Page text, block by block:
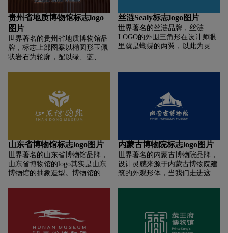
综上所述，上海交通大学医学院
的院徽既包含了我院的传统文化
底蕴，又突出了“上海交通大学”
的强大工科背景；不仅充分表达
了医学的深刻内涵，更阐明了我
了博物馆的专属特点与历史文
化，也彰显了丝绸文明和国际化
的观念。
贵州省地质博物馆标志logo
图片
世界著名的贵州省地质博物馆品
牌，标志上部图案以椭圆形玉佩
状岩石为轮廓，配以绿、蓝、
合体现了生物圈、沉积岩、喀斯
特、地质资料等相关概念。 标志
上部图案中心使用了具有贵州代
表性的古生物化石形象，左侧海
体的“博”字，通过远古化石与人
类文字的巧妙结合，突出博物机
构博古通今、博采众长的文化特
性。 整个标志融通时间与空间、
具象与抽象，色彩鲜明，充满活
特点、表达了特色。
丝涟Sealy标志logo图片
世界著名的丝涟品牌，丝涟
LOGO的外围三角形在设计师眼
里就是蝴蝶的两翼，以此为灵
隐包含着一种灵动感，完美的与
山东省博物馆标志logo图片
世界著名的山东省博物馆品牌，
山东省博物馆的logo其实是山东
博物馆的抽象造型。博物馆的上
力；下部是庄重稳重的灰色方形
镌刻立方体，时尚而有雕塑之
美；太乙山上饰有独特雪花青石
内蒙古博物院标志logo图片
世界著名的内蒙古博物院品牌，
设计灵感来源于内蒙古博物院建
筑的外观形体，当我们走进这个
上偏现代是为了迎合整个社会的
潮流趋势与前进步伐。 内蒙古博
物院标志设计，我们采取了建筑